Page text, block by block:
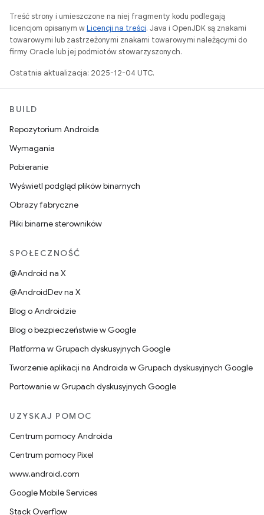
Treść strony i umieszczone na niej fragmenty kodu podlegają
licencjom opisanym wLicencji na treści. Java i OpenJDK są znakami
towarowymi lub zastrzeżonymi znakami towarowymi należącymi do
firmy Oracle lub jej podmiotów stowarzyszonych.
Ostatnia aktualizacja: 2025-12-04 UTC.
BUILD
Repozytorium Androida
Wymagania
Pobieranie
Wyświetl podgląd plików binarnych
Obrazy fabryczne
Pliki binarne sterowników
SPOŁECZNOŚĆ
@Android na X
@AndroidDev na X
Blog o Androidzie
Blog o bezpieczeństwie w Google
Platforma w Grupach dyskusyjnych Google
Tworzenie aplikacji na Androida w Grupach dyskusyjnych Google
Portowanie w Grupach dyskusyjnych Google
UZYSKAJ POMOC
Centrum pomocy Androida
Centrum pomocy Pixel
www.android.com
Google Mobile Services
Stack Overflow